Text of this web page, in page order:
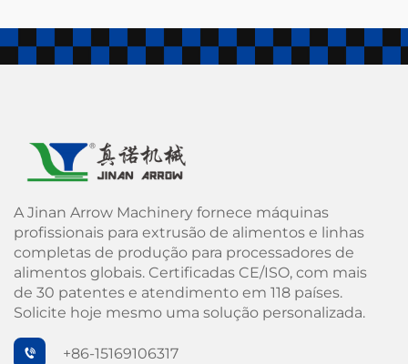
A Jinan Arrow Machinery fornece máquinas
profissionais para extrusão de alimentos e linhas
completas de produção para processadores de
alimentos globais. Certificadas CE/ISO, com mais
de 30 patentes e atendimento em 118 países.
Solicite hoje mesmo uma solução personalizada.
+86-15169106317